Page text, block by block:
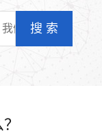
搜 索